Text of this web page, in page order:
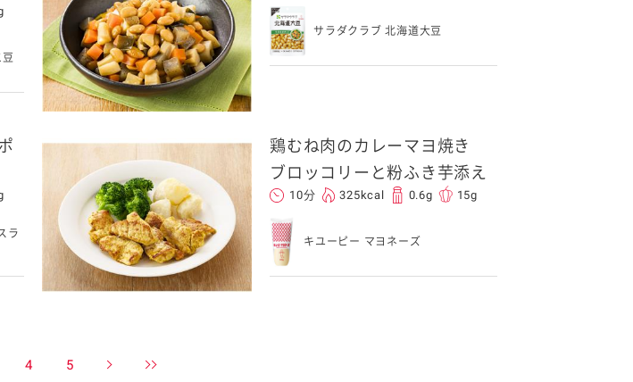
サラダクラブ 北海道大豆
ラ
鶏むね肉のカレーマヨ焼き
ブロッコリーと粉ふき芋添え
10分 325kcal 0.6g 15g
キユーピー マヨネーズ
4 5